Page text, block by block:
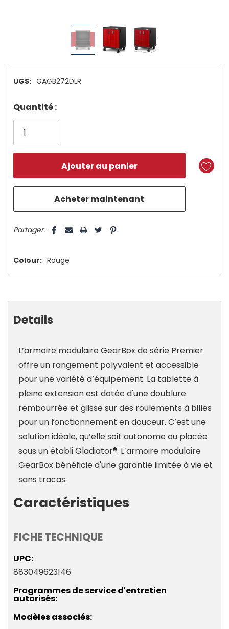
UGS: GAGB272DLR
Dépêchez-
vous!
plus
Quantité :
Partager:
Colour: Rouge
Details
L’armoire modulaire GearBox de série Premier
offre un rangement polyvalent et accessible
pour une variété d’équipement. La tablette à
pleine extension est dotée d'une doublure
rembourrée et glisse sur des roulements à billes
pour un fonctionnement en douceur. C’est une
solution idéale, qu’elle soit autonome ou placée
sous un établi Gladiator®. L’armoire modulaire
GearBox bénéficie d'une garantie limitée à vie et
sans tracas.
Caractéristiques
FICHE TECHNIQUE
UPC
883049623146
Programmes de service d'entretien
autorisés
Modèles associés